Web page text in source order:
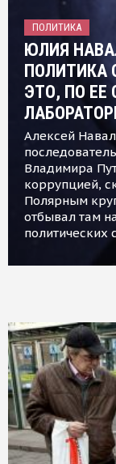
ПОЛИТИКА
ЮЛИЯ
ПОЛИТИКА
ЭТО, ПО ЕЕ
Алексей
Владимира
коррупцией,
Полярным
отбывал там
политических